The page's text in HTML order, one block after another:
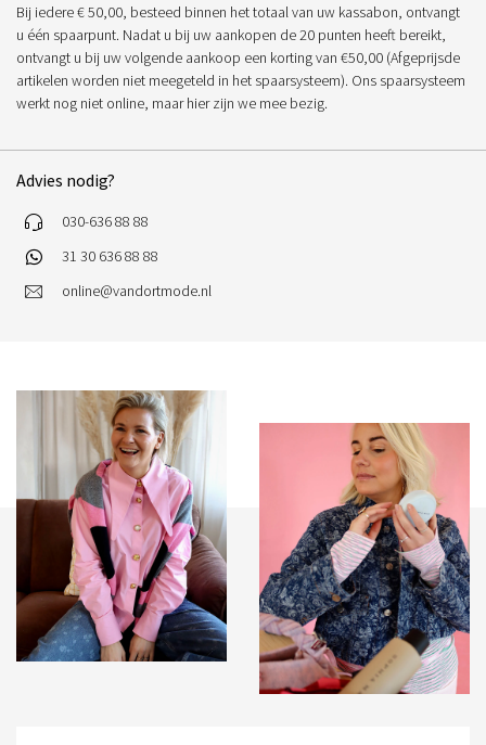
Bij iedere € 50,00, besteed binnen het totaal van uw kassabon, ontvangt
u één spaarpunt. Nadat u bij uw aankopen de 20 punten heeft bereikt,
ontvangt u bij uw volgende aankoop een korting van €50,00 (Afgeprijsde
artikelen worden niet meegeteld in het spaarsysteem). Ons spaarsysteem
werkt nog niet online, maar hier zijn we mee bezig.
Advies nodig?
030-636 88 88
31 30 636 88 88
online@vandortmode.nl